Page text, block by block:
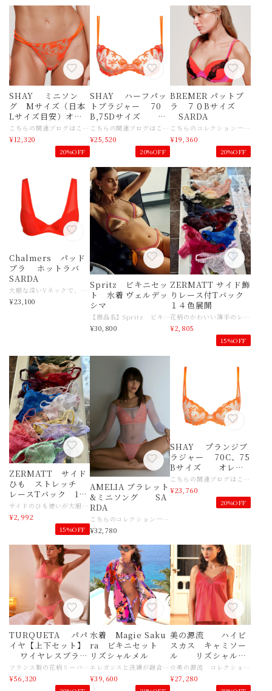
SHAY ミニソン
グ Mサイズ（日本
Lサイズ目安）オレ
ンジショック SAR
DA
こちらの関連ブログはこちら https://ameblo.jp/slingerie/entry-12874588510.html こちらのコレクション一覧はこちら https://www.slingerie.shop/categories/6188481 細いストラップにスワロフスキー・クリスタルがさりげなくあしらわれています。透け感があります。 驚くほど官能的なこの衝撃的なラインは、繊細で洗練されたフランスの花柄刺繍と組み合わせた派手なルックで魅了します サルダのシェイ・ミニTバック サルダのシェイ・ミニTバックは、あなたのランジェリー・コレクションにぴったりのアイテム。このスタイリッシュで洗練されたアイテムは、快適なフィット感だけでなく、官能的な魅力も備えています。高級素材を使用したシェイ・ミニストリングは、一日中自信に満ち溢れたシックな気分にさせてくれます。 ビーチでリラックスする時も、シックなディナーパーティに出席する時も、素晴らしい輝きを放ちましょう。 【商品名】SARDA SHAY ミニソング 【サイズ】サルダXS、S、Mサイズ 日本サイズ目安 XSサイズ→日本Mサイズ目安 Sサイズ→日本M〜Lサイズ目安 Mサイズ→日本Lサイズ目安 ☆サイズ感がご不明な場合は、どうぞ店舗へお問い合わせくださいませ 国産目安より、少しゆったりめです。 【素材】ポリエステル、コットン、ナイロン、ポリウレタン 【色】オレンジショック 【ご注意事項】 インポート商品になりますので少しゆったりめです。 モニターの発色の具合によって実際のものと色が異なる場合がございます。 【その他商品説明】 【永遠のルール破り】 バルセロナのランジェリーブランドSardaは、1962年以来、その先見性、誠実さ、力強さのDNAを忠実に守り続けています。アンドレサルダから新たなブランドSARDAが２０２４年登場 大胆に。 他の人たちが "多分 "を求めるところ、 "絶対 "を求める。好きな場所で、好きなようにSardaを着てください。 予想外。 日常を再定義する、どこにもないデザイン。ベーシックなランジェリーで括られるランジェリーではありません。 ウェアラブル。 快適さは決してオプションではありません。 デスクワークからディナーまで、常に快適な着心地を。 意識的。 Sardaは流行に流されないファッション。今でありながら、長く愛用できる。タイムレス Sardaランジェリーはあなたの "You watch me "を解き放つためにつくられています デスクワークからディナーまで、パーティーからピラティスまで、そして朝の冷え込みから真夜中の音楽祭まで、あなたを最大限に誘います。 予想外でありながら着こなしやすい品質とデザイン。上質でありながらシーンに合わせたアティテュード。 今でありながら、長く愛用できるタイムレスあなたの本当の姿にマッチし、あなたの中の眠る女性を惹きだしますあなたの人生という旅を祝福 あなたのパワーに火をつけ、あなたのランジェリーワールドを再定義 大胆であれ。大胆であれ。Sardaであれ。 なぜなら、あなたはすべてを手に入れるに値するから。堂々と。 パッションの塊SARDA NEWブランド ２０２４新たなスタートです
¥12,320
20%OFF
SHAY ハーフパッ
トブラジャー 70
B,75Dサイズ オ
レンジショック SA
RDA
こちらの関連ブログはこちら https://ameblo.jp/slingerie/entry-12874588510.html こちらのコレクション一覧はこちら https://www.slingerie.shop/categories/6188481 ハーフパッド入りでありながら、シェイ特有のシースルー効果があります。目立つショルダーストラップ、まばゆい胸の谷間、スワロフスキー・オレンジ・クリスタルがスパイス。 シースルーが特徴です。 【商品名】SARDA SHAY ハーフパットブラジャー バストトップは透けるデザインのパット添えです 【サイズ】サルダ ８５B（７０B）、９０D（７５D）サイズ 日本サイズ目安 85B（７０B）→日本７０BC目安 ９０D（７５D）→二本７５DEサイズ目安 ☆サイズ感がご不明な場合は、どうぞ店舗へお問い合わせくださいませ 国産目安より、少しゆったりめです。 【素材】ポリエステル、ナイロン、ポリウレタン 【色】オレンジショック 【ご注意事項】 インポート商品になりますので少しゆったりめです。 モニターの発色の具合によって実際のものと色が異なる場合がございます。 【その他商品説明】 【永遠のルール破り】 バルセロナのランジェリーブランドSardaは、1962年以来、その先見性、誠実さ、力強さのDNAを忠実に守り続けています。アンドレサルダから新たなブランドSARDAが２０２４年登場 大胆に。 他の人たちが "多分 "を求めるところ、 "絶対 "を求める。好きな場所で、好きなようにSardaを着てください。 予想外。 日常を再定義する、どこにもないデザイン。ベーシックなランジェリーで括られるランジェリーではありません。 ウェアラブル。 快適さは決してオプションではありません。 デスクワークからディナーまで、常に快適な着心地を。 意識的。 Sardaは流行に流されないファッション。今でありながら、長く愛用できる。タイムレス Sardaランジェリーはあなたの "You watch me "を解き放つためにつくられています デスクワークからディナーまで、パーティーからピラティスまで、そして朝の冷え込みから真夜中の音楽祭まで、あなたを最大限に誘います。 予想外でありながら着こなしやすい品質とデザイン。上質でありながらシーンに合わせたアティテュード。 今でありながら、長く愛用できるタイムレスあなたの本当の姿にマッチし、あなたの中の眠る女性を惹きだしますあなたの人生という旅を祝福 あなたのパワーに火をつけ、あなたのランジェリーワールドを再定義 大胆であれ。大胆であれ。Sardaであれ。 なぜなら、あなたはすべてを手に入れるに値するから。堂々と。 パッションの塊SARDA NEWブランド ２０２４新たなスタートです
¥25,520
20%OFF
BREMER パットブ
ラ ７０Bサイズ
SARDA
こちらのコレクション一覧はこちら https://www.slingerie.shop/categories/6099827 パッド入りの快適さと大胆なディテールの完璧なコンビネーション。 ツートンカラーのダブルショルダーストラップとブラックレースが目を引くブラジャーです。 情熱が湧き上がるエネルギーと美しさにインスパイアされた、 洗練された大胆なランジェリーは目も心も楽しませてくれます。 【商品名】SARDA BREMER パットブラ 【サイズ】フランス ８５B（７０B）サイズ 日本サイズ目安 85B→日本７０BC目安 ☆サイズ感がご不明な場合は、どうぞ店舗へお問い合わせくださいませ 国産目安より、少しゆったりめです。 【素材】ナイロン、ポリエステル、ポリウレタン、コットン 【色】Hot Lava 【ご注意事項】 インポート商品になりますので少しゆったりめです。 モニターの発色の具合によって実際のものと色が異なる場合がございます。 【その他商品説明】 【永遠のルール破り】 バルセロナのランジェリーブランドSardaは、1962年以来、その先見性、誠実さ、力強さのDNAを忠実に守り続けています。アンドレサルダから新たなブランドSARDAが２０２４年登場 大胆に。 他の人たちが "多分 "を求めるところ、 "絶対 "を求める。好きな場所で、好きなようにSardaを着てください。 予想外。 日常を再定義する、どこにもないデザイン。ベーシックなランジェリーで括られるランジェリーではありません。 ウェアラブル。 快適さは決してオプションではありません。 デスクワークからディナーまで、常に快適な着心地を。 意識的。 Sardaは流行に流されないファッション。今でありながら、長く愛用できる。タイムレス Sardaランジェリーはあなたの "You watch me "を解き放つためにつくられています デスクワークからディナーまで、パーティーからピラティスまで、そして朝の冷え込みから真夜中の音楽祭まで、あなたを最大限に誘います。 予想外でありながら着こなしやすい品質とデザイン。上質でありながらシーンに合わせたアティテュード。 今でありながら、長く愛用できるタイムレスあなたの本当の姿にマッチし、あなたの中の眠る女性を惹きだしますあなたの人生という旅を祝福 あなたのパワーに火をつけ、あなたのランジェリーワールドを再定義 大胆であれ。大胆であれ。Sardaであれ。 なぜなら、あなたはすべてを手に入れるに値するから。堂々と。 パッションの塊SARDA NEWブランド ２０２４新たなスタートです
¥19,360
20%OFF
Chalmers パッド
ブラ ホットラバ
SARDA
大胆な深いVネックで、いつだって完璧なデコルテを演出。 適度な透け感で一日中快適、チャルマーズはあなたが求める全てを叶える ——どんな場所へも連れて行ってくれるデザイン。 こちらのコレクション一覧はこちら https://www.slingerie.shop/categories/6975510 【商品名】SARDA Chalmers パッドブラジャー 【サイズ】サルダ ７０C（８５C/32C）サイズ 日本サイズ目安 ７０CDサイズ目安 ☆サイズ感がご不明な場合は、どうぞ店舗へお問い合わせくださいませ 国産目安より、少しゆったりめです。 【素材】ポリエステル、ポリウレタン、ポリエステル 【色】HOT LAVA 【ご注意事項】 インポート商品になりますので少しゆったりめです。 モニターの発色の具合によって実際のものと色が異なる場合がございます。 【その他商品説明】 【永遠のルール破り】 バルセロナのランジェリーブランドSardaは、1962年以来、その先見性、誠実さ、力強さのDNAを忠実に守り続けています。アンドレサルダから新たなブランドSARDAが２０２４年登場 大胆に。 他の人たちが "多分 "を求めるところ、 "絶対 "を求める。好きな場所で、好きなようにSardaを着てください。 予想外。 日常を再定義する、どこにもないデザイン。ベーシックなランジェリーで括られるランジェリーではありません。 ウェアラブル。 快適さは決してオプションではありません。 デスクワークからディナーまで、常に快適な着心地を。 意識的。 Sardaは流行に流されないファッション。今でありながら、長く愛用できる。タイムレス Sardaランジェリーはあなたの "You watch me "を解き放つためにつくられています デスクワークからディナーまで、パーティーからピラティスまで、そして朝の冷え込みから真夜中の音楽祭まで、あなたを最大限に誘います。 予想外でありながら着こなしやすい品質とデザイン。上質でありながらシーンに合わせたアティテュード。 今でありながら、長く愛用できるタイムレスあなたの本当の姿にマッチし、あなたの中の眠る女性を惹きだしますあなたの人生という旅を祝福 あなたのパワーに火をつけ、あなたのランジェリーワールドを再定義 大胆であれ。大胆であれ。Sardaであれ。 なぜなら、あなたはすべてを手に入れるに値するから。堂々と。 パッションの塊SARDA NEWブランド ２０２４新たなスタートです
¥23,100
Spritz ビキニセッ
ト 水着 ヴェルデッ
シマ
【商品名】Spritz ビキニセット 水着 ヴェルデッシマ 【サイズ】ヨーロッパ 2（２B）サイズ （日本サイズ目安Ｍ〜Lサイズ） 【素材】ナイロン、ポリウレタン 【色】アプリコット 【ご注意事項】 インポート商品になりますので少しゆったりめです。 モニターの発色の具合によって実際のものと色が異なる場合がございます。 【その他商品説明】 こちらのブランド紹介ブログはこちら https://ameblo.jp/slingerie/entry-12663667429.html 北イタリアから始まったヨーロッパランジェリーの最先端ブランド・Verdissima（ヴェルデッシマ）ランジェリー業界だけでなく世界中のファッション誌も注目している。世界最先端のモードランジェリーです。
¥30,800
ZERMATT サイド飾
りレース付Tバック
１４色展開
花柄のかわいい薄手のレースを使った透け感が綺麗なタンガ。 サイドとヒップは細幅のレースをギャザー付け、後ろにも前と同じレースを少し使った女性らしいデザインです。 サイズ ウエスト 64～70cm、ヒップ 87～95cm 股上 約13.5cm ⭐︎ZERMATT 商品一覧はこちら https://www.slingerie.shop/categories/6092578 【商品名】ZERMATT サイド飾りレース付Tバック 【サイズ】 日本Mサイズ サイズ目安 ウエスト 64～70cm、ヒップ 87～95cm 股上 約13.5cm 【素材】ナイロン、ポリウレタン 【色】ブルー、ピンク、ラズベリー、ベビーピンク、グレー、ショコラ、カルメン、カーキ、モカ、カフェオレ、ムーンイエロー、ピーチ、ブラック、ホワイト 【ご注意事項】 モニターの発色の具合によって実際のものと色が異なる場合がございます。 【その他商品説明】 １９８３年に誕生 " 魔法のような付け心地"として長く日本で愛されてきた日本のランジェリーブランド。 ブランド名はスイスのツェルマットという町の美しい風景と景観を守る精神への共感に由来します。 「面倒なことはいとわない精神」をモットーに、丁寧な縫製と耐久性の追求を続け 肌に優しい上質な素材やレースを使用。 デザイン性が高く素敵なカラーバリエーションが特徴。 あえて年齢層をターゲットに作っていないところが、年齢を超えて多くの女性から 愛されてきた証拠です♡
¥2,805
15%OFF
ZERMATT サイド
ひも ストレッチ
レースTバック 16
色展開
サイドのひも使いが大胆でセクシーなTバックです♡ ●お洒落なレースの前見頃を、両サイドからマイクロテープで結んだ大胆なデザイン ●アウターに響きにくく、動きに強い！ ●T部分にもレースを用いたデリケートな作りです サイズ ウエスト 64～70cm、ヒップ 87～95cm 股上 約14cm ⭐︎ZERMATT 商品一覧はこちら https://www.slingerie.shop/categories/6092578 【商品名】ZERMATT サイドひも ストレッチレースTバック 【サイズ】 日本Mサイズ ウエスト 64～70cm、ヒップ 87～95cm 股上 約14cm 【素材】ナイロン、ポリウレタン 【色】グレー、カーキ、赤、モカ、プラム、ホワイト、ダスティピンク、ピーチ、ブルー、ローズピンク、フランボワーズ、ハニーピンク、チェリーピンク、イエロー、ラベンダー、ミント 【ご注意事項】 モニターの発色の具合によって実際のものと色が異なる場合がございます。 【その他商品説明】 １９８３年に誕生 " 魔法のような付け心地"として長く日本で愛されてきた日本のランジェリーブランド。 ブランド名はスイスのツェルマットという町の美しい風景と景観を守る精神への共感に由来します。 「面倒なことはいとわない精神」をモットーに、丁寧な縫製と耐久性の追求を続け 肌に優しい上質な素材やレースを使用。 デザイン性が高く素敵なカラーバリエーションが特徴。 あえて年齢層をターゲットに作っていないところが、年齢を超えて多くの女性から 愛されてきた証拠です♡
¥2,992
15%OFF
AMELIA ブラレット
&ミニソング SA
RDA
こちらのコレクション一覧はこちら https://www.slingerie.shop/categories/6847611 【商品名】SARDA AMELIA ブラレット&ミニソング 【サイズ】サルダ XSサイズ 日本サイズ目安 ブラジャー Mサイズ目安 アンダー７０BCD目安 ミニソング Mサイズ目安 ☆サイズ感がご不明な場合は、どうぞ店舗へお問い合わせくださいませ 国産目安より、少しゆったりめです。 【素材】ナイロン、ポリウレタン、コットン 【色】フロリダ 【ご注意事項】 インポート商品になりますので少しゆったりめです。 モニターの発色の具合によって実際のものと色が異なる場合がございます。 【その他商品説明】 【永遠のルール破り】 バルセロナのランジェリーブランドSardaは、1962年以来、その先見性、誠実さ、力強さのDNAを忠実に守り続けています。アンドレサルダから新たなブランドSARDAが２０２４年登場 大胆に。 他の人たちが "多分 "を求めるところ、 "絶対 "を求める。好きな場所で、好きなようにSardaを着てください。 予想外。 日常を再定義する、どこにもないデザイン。ベーシックなランジェリーで括られるランジェリーではありません。 ウェアラブル。 快適さは決してオプションではありません。 デスクワークからディナーまで、常に快適な着心地を。 意識的。 Sardaは流行に流されないファッション。今でありながら、長く愛用できる。タイムレス Sardaランジェリーはあなたの "You watch me "を解き放つためにつくられています デスクワークからディナーまで、パーティーからピラティスまで、そして朝の冷え込みから真夜中の音楽祭まで、あなたを最大限に誘います。 予想外でありながら着こなしやすい品質とデザイン。上質でありながらシーンに合わせたアティテュード。 今でありながら、長く愛用できるタイムレスあなたの本当の姿にマッチし、あなたの中の眠る女性を惹きだしますあなたの人生という旅を祝福 あなたのパワーに火をつけ、あなたのランジェリーワールドを再定義 大胆であれ。大胆であれ。Sardaであれ。 なぜなら、あなたはすべてを手に入れるに値するから。堂々と。 パッションの塊SARDA NEWブランド ２０２４新たなスタートです
¥32,780
SHAY プランジブ
ラジャー 70C、75
Bサイズ オレン
ジショック SARDA
こちらの関連ブログはこちら https://ameblo.jp/slingerie/entry-12874588510.html こちらのコレクション一覧はこちら https://www.slingerie.shop/categories/6188481 シースルーで主張しすぎないデザイン。 シースルーのメッシュに施されたフレンチ・フラワー刺繍が、タトゥーのようなまばゆい輝きを放ちます。細くて遊び心のあるショルダーストラップが、このセクシーな花の饗宴を締めくくります。 ネオン・オレンジの刺繍があなたのボディに。 【商品名】SARDA SHAY プランジブラジャー 【サイズ】サルダ ８５C（７０C）、９０B（７５B）サイズ 日本サイズ目安 85C（７０C）→日本７０CD目安 ９０B（７５B）→日本７５BCサイズ目安 ☆サイズ感がご不明な場合は、どうぞ店舗へお問い合わせくださいませ 国産目安より、少しゆったりめです。 【素材】ナイロン、ポリエステル、ポリウレタン 【色】オレンジショック 【ご注意事項】 インポート商品になりますので少しゆったりめです。 モニターの発色の具合によって実際のものと色が異なる場合がございます。 【その他商品説明】 【永遠のルール破り】 バルセロナのランジェリーブランドSardaは、1962年以来、その先見性、誠実さ、力強さのDNAを忠実に守り続けています。アンドレサルダから新たなブランドSARDAが２０２４年登場 大胆に。 他の人たちが "多分 "を求めるところ、 "絶対 "を求める。好きな場所で、好きなようにSardaを着てください。 予想外。 日常を再定義する、どこにもないデザイン。ベーシックなランジェリーで括られるランジェリーではありません。 ウェアラブル。 快適さは決してオプションではありません。 デスクワークからディナーまで、常に快適な着心地を。 意識的。 Sardaは流行に流されないファッション。今でありながら、長く愛用できる。タイムレス Sardaランジェリーはあなたの "You watch me "を解き放つためにつくられています デスクワークからディナーまで、パーティーからピラティスまで、そして朝の冷え込みから真夜中の音楽祭まで、あなたを最大限に誘います。 予想外でありながら着こなしやすい品質とデザイン。上質でありながらシーンに合わせたアティテュード。 今でありながら、長く愛用できるタイムレスあなたの本当の姿にマッチし、あなたの中の眠る女性を惹きだしますあなたの人生という旅を祝福 あなたのパワーに火をつけ、あなたのランジェリーワールドを再定義 大胆であれ。大胆であれ。Sardaであれ。 なぜなら、あなたはすべてを手に入れるに値するから。堂々と。 パッションの塊SARDA NEWブランド ２０２４新たなスタートです
¥23,760
20%OFF
TURQUETA パパ
イヤ【上下セット】
ワイヤレスブラ
ジャー&イタリアン
ショーツ アンドレ
フランス製の花柄リーバースレースを使用し、同色の柔らかなチュールのディテールと、 ストラップやブリーフにあしらわれた小さなゴールドのジュエルが、 洗練とエレガンスにふさわしいタッチを与えています。 フレッシュでエレガント、アンドレサルダらしい意外性のある色です♡ 透明感のあるフローラルレースの官能性を追求し ゴージャスなピーチトーンはポジティブなエネルギーを放ち、 ソフトで軽快なルックスで体のラインを豊かに見せてくれます♡ パパイヤカラーでハッピーに。 【商品名】アンドレサルダ TURQUETA ワイヤーレスブラジャー&イタリアンショーツ （ブラジャーはパットなし、一枚布ブラジャー） 【サイズ】 ヨーロッパサイズ ブラ７５B（３２B・８５B）& ショーツXS（３６）サイズ ☆サイズ感がご不明な場合は、どうぞ店舗へお問い合わせくださいませ 国産目安より、少しゆったりめです。 【素材】ナイロン、ポリウレタン 【色】パパイヤ 【ご注意事項】 インポート商品になりますので少しゆったりめです。 モニターの発色の具合によって実際のものと色が異なる場合がございます。 【その他商品説明】 ☆こちらのブランド紹介ブログはこちら https://ameblo.jp/slingerie/entry-12640649165.html 50年以上続くスペイン・バルセロナで設立された高級ランジェリーブランド。ブランドの特徴である独特なカラーリング・ダイナミックさはラテンの地を感じさせてくれる大胆なものばかり。世界中の洗練された女性を瞬く間に虜にし、世界の確固たるラグジュアリーブランドとして地位を確立しています。着用するだけで高揚感を味わうことができ、女性の美しさを引き出してくれます。
¥56,320
水着 Magie Saku
ra ビキニセット
リズシャルメル
エレガンスと洗練が融合した、バンドゥーブラ&ビキニショーツの水着セット。 上質なプリントニット製で、洗練されたデザインは、内側のアンダーワイヤーでデコルテを強調し、サポート力と快適があります。 ストラップは調節と取り外しが可能なので、お好みに合わせてアレンジできます。 従来のストラップをつけたり、ネックレスをつけたり、あるいはストラップなしで日焼けを楽しんだり。背中には最適なフィット感をもたらす幅広のホックが施され、マットゴールドのリングのディテールがラグジュアリーで洗練されたタッチを添えています。 フランスのオートクチュールにインスパイアされた、 高級感のあるビキニをお求めの方にぴったりの一着です。 桜の魔法.... 東洋と西洋、現在と過去が出会う場所へようこそ。 アンディ・ウォーホル風のモダンなカシミア柄が、水着にアーティスティックなタッチを与え、完全にトレンディなスタイルに仕上げています。サクラマジックコレクションで、 ファンタジーに満ちた世界を発見してください。 【商品名】リズシャルメル 水着 Magie Sakura バンドゥーブラ&ビキニショーツ 【サイズ】フランスサイズ ⭐️水着パットブラ ８５B 日本７０BCD目安 ⭐️水着ショーツ ３６サイズ 日本Mサイズ目安 ☆サイズ感がご不明な場合は、どうぞ店舗へお問い合わせくださいませ 国産目安より、少しゆったりめです。 【素材】ナイロン、ポリウレタン、ポリエステル 【色】 Sakura Solaire 【ご注意事項】 インポート商品になりますので少しゆったりめです。 モニターの発色の具合によって実際のものと色が異なる場合がございます。 お洗濯によって色落ちする場合があります。単品でお洗濯をお勧めしてます 【その他商品説明】 フランスを代表する一流ブランド 【リズシャルメル】 目を見張るほどに繊細なレースは高貴な印象とステイタスを演出。 リズ シャルメル社は 1953 年にフランス第三の都市リヨンに創業しました。 商標である LISE CHARMEL(リズ シャルメル)の CHARMEL はフランス語の CHARME(シャルム:魅力、英語のチャーム)から生まれた造語。 LISE は創業者の愛する女性の名前でした。(彼女は創業者の夫人となりました) 1975 年に現在の社長である JacquesDAUMAL が経営者となりました。 以来現在に至るまでクリエイティブで着け心地がよく、 洗練されてエレガントでありながら手の届く範囲の価格帯の商品を提供すべく、 努力を重ねてきました。 フランスのオートクチュールの伝統に裏打ちされた高度な縫製テクニックに加えて、 常にモードの流れを意識し、 アウターの流行に連動したカラー、ショーツのカット、デザインを取り入れています。 パリのギャラリーラファイエット、プランタンデパートでは、 常に売上の 1、2 位を占めるフランスを代表するブランドです。 フランス国内での売上の 30%以上は男性によるものです。 バレンタインやクリスマスシーズンには多くの男性が パートナーの女性にリズシャルメルを贈っています。 プロフェッショナルの間でシャルメルが評価されているのは、 レースの開発力と細かいディテールに及ぶデザイン力です。 豪華なギピュールストレッチレース、モチーフの大きな多色使いのブロードレース、 プリントのマイクロチュールの上に刺繍したものなど、常に新しい表現を目指しています。 ショーツやストリングスのバック部分に至るまでデザイナーの細心の注意が払われています。 ヨーロッパの女性向けの下着メーカーとしては最大数のデザイナーを抱えています。 ブラジャー、ショーツ類とお揃いのスリップ、キャミソールなどのランジェリー、 部屋着、ニット類など幅広い商品を提案しています。
¥39,600
美の源流 ハイビ
スカス キャミソー
ル リズシャルメ
ル
☆美の源流 コレクション一覧はこちら https://www.slingerie.shop/categories/5707584 生命力に満ち暖かなカラーで肌を照らすハイビスカラーが登場♡ モダンで洗練された女性を表現するためにデザインされた煌びやかなライン。 花柄はコード糸と虹色の糸で強調され、浮き彫りと輝きの効果を生み出しています。 ベースの繊細なチュールから透ける肌の美しさが、非常に魅力的で控えめな誘惑をもたらします。 ランジェリーにはシルクサテンを用いてます♡ 純愛の泉♡ 最も美しいランジェリーで愛を謳歌しましょう。 リズ・シャルメルは、魔力、柔らかさ、軽やかさに満ちたロマンティックな官能のシンボル。 魔法にかけられたように花開きます 【商品名】リズシャルメル 美の源流 キャミソール 【サイズ】フランス ３８サイズ こちらは３８サイズスタートです 日本サイズ目安→Ｍサイズ目安 バスト７２〜８０ ☆サイズ感がご不明な場合は、どうぞ店舗へお問い合わせくださいませ 【素材】シルク、ポリウレタン、ポリエステル、ナイロン 【色】ハイビスカス 【ご注意事項】 インポート商品になりますので少しゆったりめです。 モニターの発色の具合によって実際のものと色が異なる場合がございます。 【その他商品説明】 フランスを代表する一流ブランド 【リズシャルメル】 目を見張るほどに繊細なレースは高貴な印象とステイタスを演出。 リズ シャルメル社は 1953 年にフランス第三の都市リヨンに創業しました。 商標である LISE CHARMEL(リズ シャルメル)の CHARMEL はフランス語の CHARME(シャルム:魅力、英語のチャーム)から生まれた造語。 LISE は創業者の愛する女性の名前でした。(彼女は創業者の夫人となりました) 1975 年に現在の社長である JacquesDAUMAL が経営者となりました。 以来現在に至るまでクリエイティブで着け心地がよく、 洗練されてエレガントでありながら手の届く範囲の価格帯の商品を提供すべく、 努力を重ねてきました。 フランスのオートクチュールの伝統に裏打ちされた高度な縫製テクニックに加えて、 常にモードの流れを意識し、 アウターの流行に連動したカラー、ショーツのカット、デザインを取り入れています。 パリのギャラリーラファイエット、プランタンデパートでは、 常に売上の 1、2 位を占めるフランスを代表するブランドです。 フランス国内での売上の 30%以上は男性によるものです。 バレンタインやクリスマスシーズンには多くの男性が パートナーの女性にリズシャルメルを贈っています。 プロフェッショナルの間でシャルメルが評価されているのは、 レースの開発力と細かいディテールに及ぶデザイン力です。 豪華なギピュールストレッチレース、モチーフの大きな多色使いのブロードレース、 プリントのマイクロチュールの上に刺繍したものなど、常に新しい表現を目指しています。 ショーツやストリングスのバック部分に至るまでデザイナーの細心の注意が払われています。 ヨーロッパの女性向けの下着メーカーとしては最大数のデザイナーを抱えています。 ブラジャー、ショーツ類とお揃いのスリップ、キャミソールなどのランジェリー、 部屋着、ニット類など幅広い商品を提案しています。
¥27,280